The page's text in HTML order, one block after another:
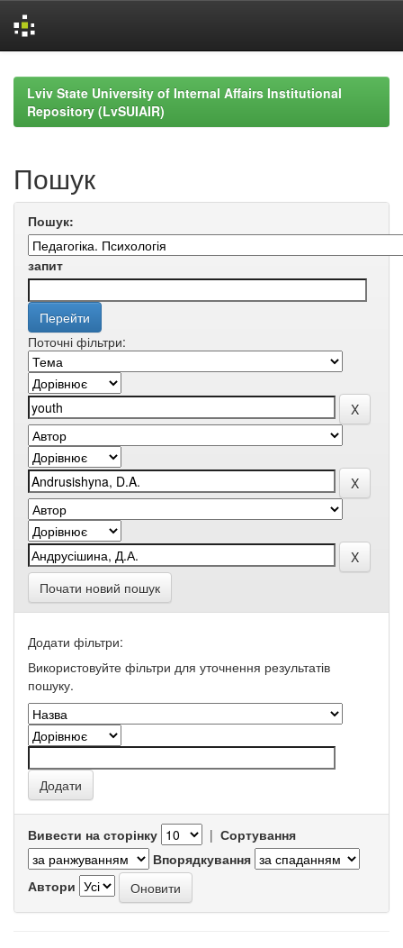
navigationLviv State University of Internal Affairs Institutional
Repository (LvSUIAIR)
Пошук
Пошук:
запит
Поточні фільтри:
Почати новий пошук
Додати фільтри:
Використовуйте фільтри для уточнення результатів
пошуку.
Вивести на сторінку | Сортування
Впорядкування
Автори